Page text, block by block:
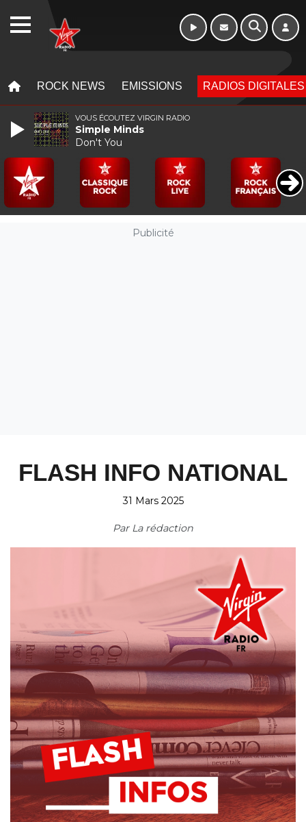
ROCK NEWS EMISSIONS RADIOS DIGITALES
Publicité
FLASH INFO NATIONAL
31 Mars 2025
Par La rédaction
VOUS ÉCOUTEZ VIRGIN RADIO
Simple Minds
Don't You
WEBRADIO Morning - 6h à 10h